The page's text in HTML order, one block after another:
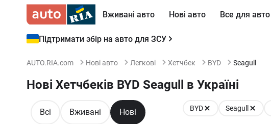
Вживані авто Нові авто Все для авто
Підтримати збір на авто для ЗСУ
AUTO.RIA.com Нові авто Легкові Хетчбек BYD Seagull
Нові Хетчбеків BYD Seagull в Україні
Всі Вживані Нові BYD Seagull